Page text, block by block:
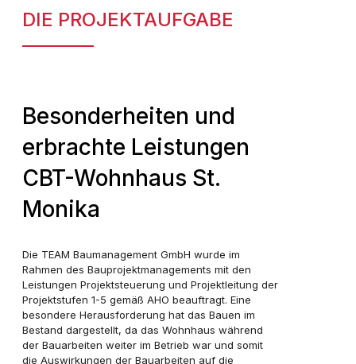
DIE PROJEKTAUFGABE
Besonderheiten und
erbrachte Leistungen
CBT-Wohnhaus St.
Monika
Die TEAM Baumanagement GmbH wurde im
Rahmen des Bauprojektmanagements mit den
Leistungen Projektsteuerung und Projektleitung der
Projektstufen 1-5 gemäß AHO beauftragt. Eine
besondere Herausforderung hat das Bauen im
Bestand dargestellt, da das Wohnhaus während
der Bauarbeiten weiter im Betrieb war und somit
die Auswirkungen der Bauarbeiten auf die